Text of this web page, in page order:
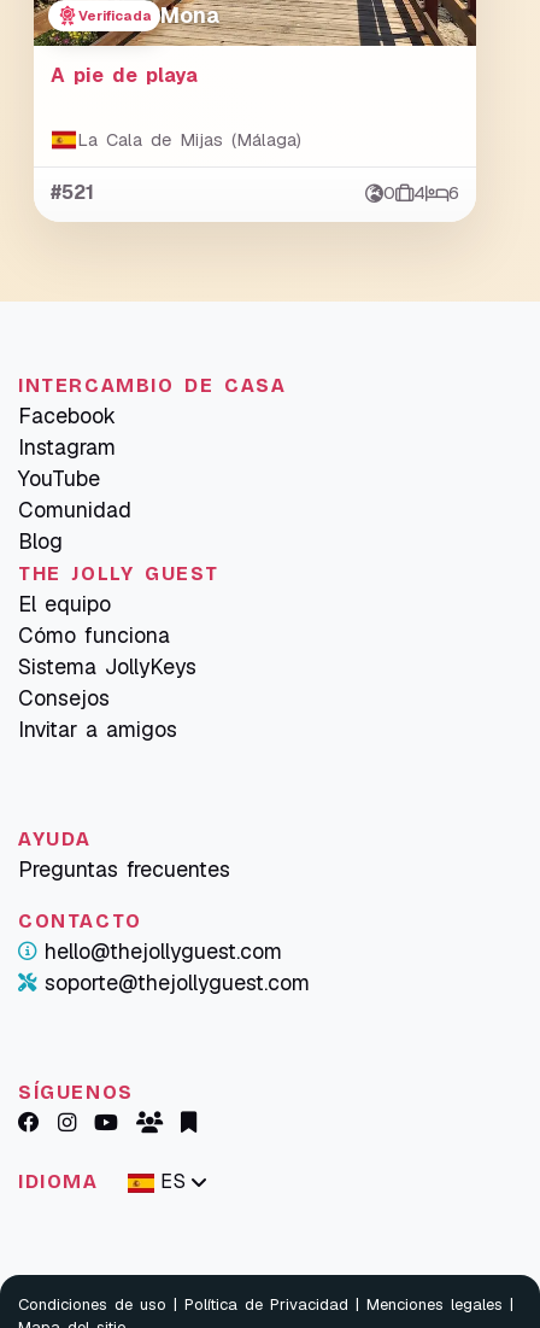
Verificada Mona
A pie de playa
La Cala de Mijas (Málaga)
#521 0 4 6
INTERCAMBIO DE CASA
Facebook
Instagram
YouTube
Comunidad
Blog
THE JOLLY GUEST
El equipo
Cómo funciona
Sistema JollyKeys
Consejos
Invitar a amigos
AYUDA
Preguntas frecuentes
CONTACTO
hello@thejollyguest.com
soporte@thejollyguest.com
SÍGUENOS
IDIOMA ES
Condiciones de uso | Política de Privacidad | Menciones legales |